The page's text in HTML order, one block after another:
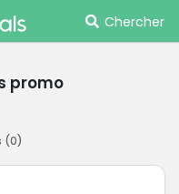
Chercher
promo
(0)